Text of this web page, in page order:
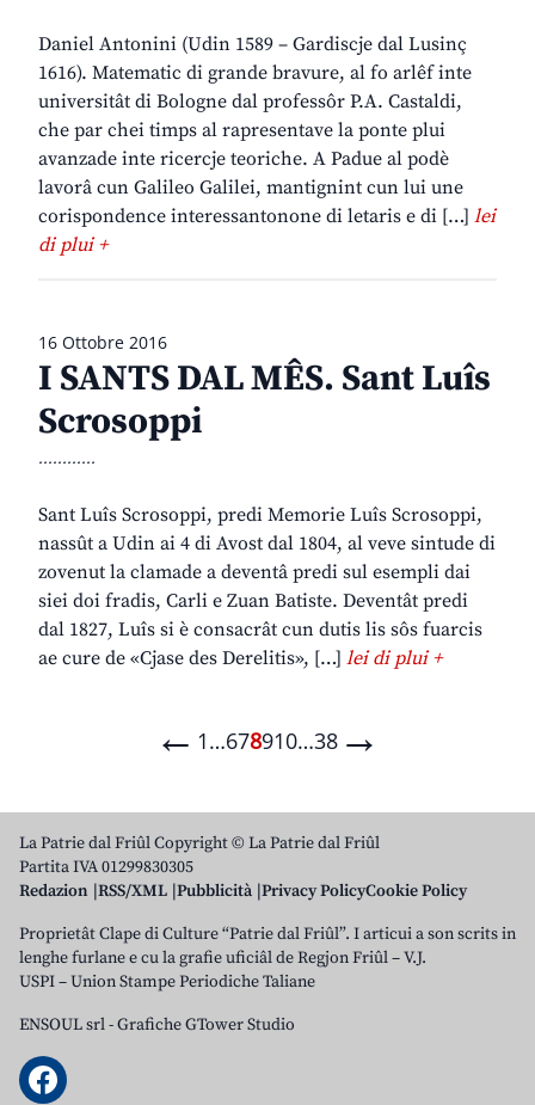
Daniel Antonini (Udin 1589 – Gardiscje dal Lusinç
1616). Matematic di grande bravure, al fo arlêf inte
universitât di Bologne dal professôr P.A. Castaldi,
che par chei timps al rapresentave la ponte plui
avanzade inte ricercje teoriche. A Padue al podè
lavorâ cun Galileo Galilei, mantignint cun lui une
corispondence interessantonone di letaris e di […] lei
di plui +
16 Ottobre 2016
I SANTS DAL MÊS. Sant Luîs
Scrosoppi
............
Sant Luîs Scrosoppi, predi Memorie Luîs Scrosoppi,
nassût a Udin ai 4 di Avost dal 1804, al veve sintude di
zovenut la clamade a deventâ predi sul esempli dai
siei doi fradis, Carli e Zuan Batiste. Deventât predi
dal 1827, Luîs si è consacrât cun dutis lis sôs fuarcis
ae cure de «Cjase des Derelitis», […] lei di plui +
← 1…678910…38 →
La Patrie dal Friûl Copyright © La Patrie dal Friûl
Partita IVA 01299830305
Redazion RSS/XML Pubblicità Privacy PolicyCookie Policy
Proprietât Clape di Culture “Patrie dal Friûl”. I articui a son scrits in
lenghe furlane e cu la grafie uficiâl de Regjon Friûl – V.J.
USPI – Union Stampe Periodiche Taliane
ENSOUL srl-Grafiche GTower Studio